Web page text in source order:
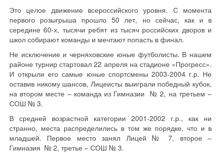
Это целое движение всероссийского уровня. С момента
первого розыгрыша прошло 50 лет, но сейчас, как и в
середине 60-х, тысячи ребят из тысяч российских дворов и
школ собирают команды и мечтают попасть в финал.
Не исключение и черняховские юные футболисты. В нашем
районе турнир стартовал 22 апреля на стадионе «Прогресс».
И открыли его самые юные спортсмены 2003-2004 г.р. Не
оставив никому шансов, Лицеисты выиграли победный кубок,
на втором месте – команда из Гимназии № 2, на третьем –
СОШ № 3.
В средней возрастной категории 2001-2002 г.р., как ни
странно, места распределились в том же порядке, что и в
младшей. Первое место занял Лицей № 7, второе –
Гимназия № 2, третье – СОШ № 3.